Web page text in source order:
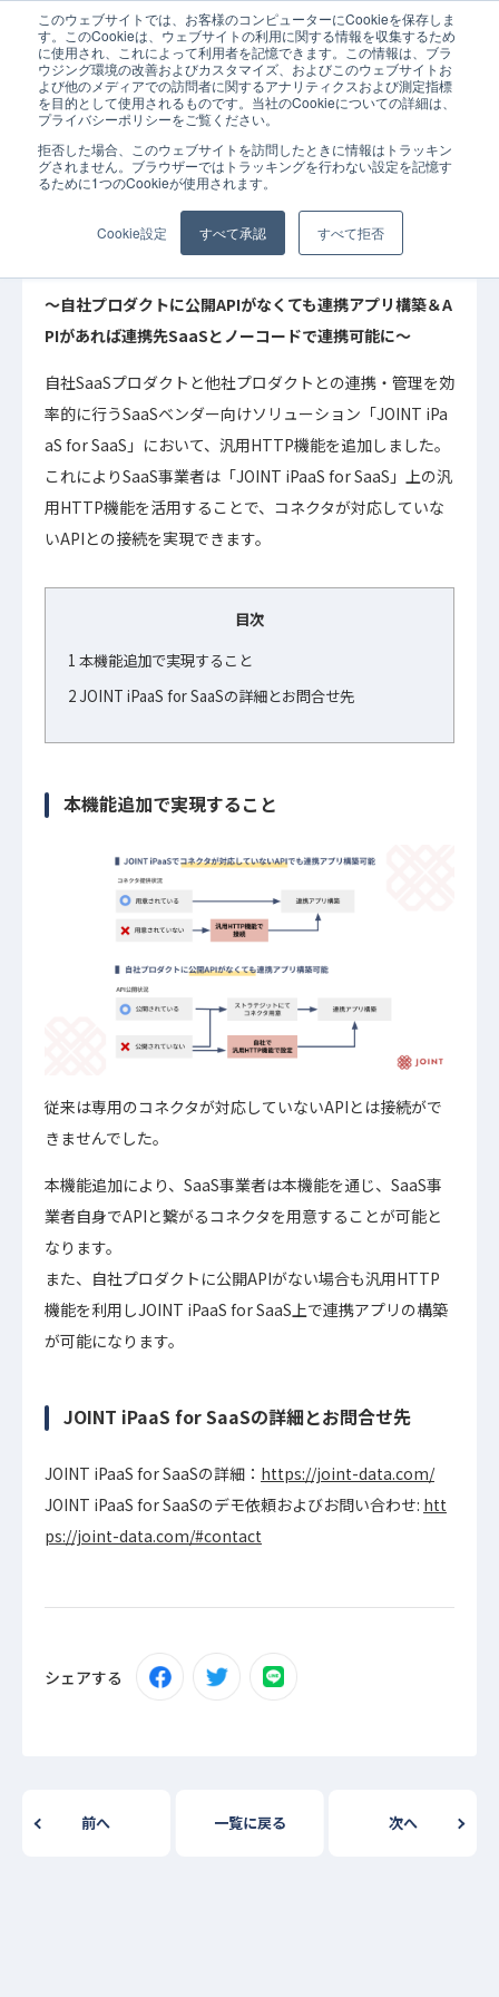
このウェブサイトでは、お客様のコンピューターにCookieを保存しま
す。このCookieは、ウェブサイトの利用に関する情報を収集するため
に使用され、これによって利用者を記憶できます。この情報は、ブラ
ウジング環境の改善およびカスタマイズ、およびこのウェブサイトお
よび他のメディアでの訪問者に関するアナリティクスおよび測定指標
を目的として使用されるものです。当社のCookieについての詳細は、
プライバシーポリシーをご覧ください。
拒否した場合、このウェブサイトを訪問したときに情報はトラッキン
グされません。ブラウザーではトラッキングを行わない設定を記憶す
るために1つのCookieが使用されます。
Cookie設定 すべて承認 すべて拒否
ホーム お知らせ SaaSベンダー向けソリューション「JOINT iPaaS for
2024年08月29日 お知らせ
SaaSベンダー向けソリューション「JOINT
iPaaS for SaaS」で”汎用HTTP”機能を提供
〜自社プロダクトに公開APIがなくても連携アプリ構築＆A
PIがあれば連携先SaaSとノーコードで連携可能に〜
自社SaaSプロダクトと他社プロダクトとの連携・管理を効
率的に行うSaaSベンダー向けソリューション「JOINT iPa
aS for SaaS」において、汎用HTTP機能を追加しました。
これによりSaaS事業者は「JOINT iPaaS for SaaS」上の汎
用HTTP機能を活用することで、コネクタが対応していな
いAPIとの接続を実現できます。
目次
1 本機能追加で実現すること
2 JOINT iPaaS for SaaSの詳細とお問合せ先
本機能追加で実現すること
従来は専用のコネクタが対応していないAPIとは接続がで
きませんでした。
本機能追加により、SaaS事業者は本機能を通じ、SaaS事
業者自身でAPIと繋がるコネクタを用意することが可能と
なります。
また、自社プロダクトに公開APIがない場合も汎用HTTP
機能を利用しJOINT iPaaS for SaaS上で連携アプリの構築
が可能になります。
JOINT iPaaS for SaaSの詳細とお問合せ先
JOINT iPaaS for SaaSの詳細： https://joint-data.com/
JOINT iPaaS for SaaSのデモ依頼およびお問い合わせ: htt
ps://joint-data.com/#contact
シェアする
前へ 一覧に戻る 次へ